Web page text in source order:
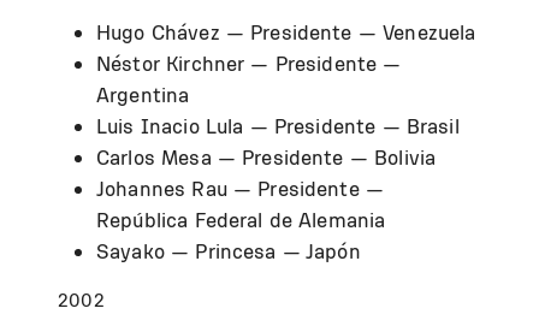
Hugo Chávez — Presidente — Venezuela
Néstor Kirchner — Presidente —
Argentina
Luis Inacio Lula — Presidente — Brasil
Carlos Mesa — Presidente — Bolivia
Johannes Rau — Presidente —
República Federal de Alemania
Sayako — Princesa — Japón
2002